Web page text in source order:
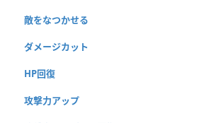
敵をなつかせる
ダメージカット
HP回復
攻撃力アップ